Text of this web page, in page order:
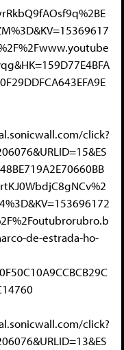
click?
de-estrada-ho-
click?